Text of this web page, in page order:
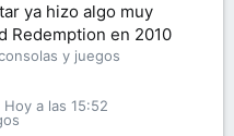
ya hizo algo muy
Redemption en 2010
y juegos
Hoy a las 15:52